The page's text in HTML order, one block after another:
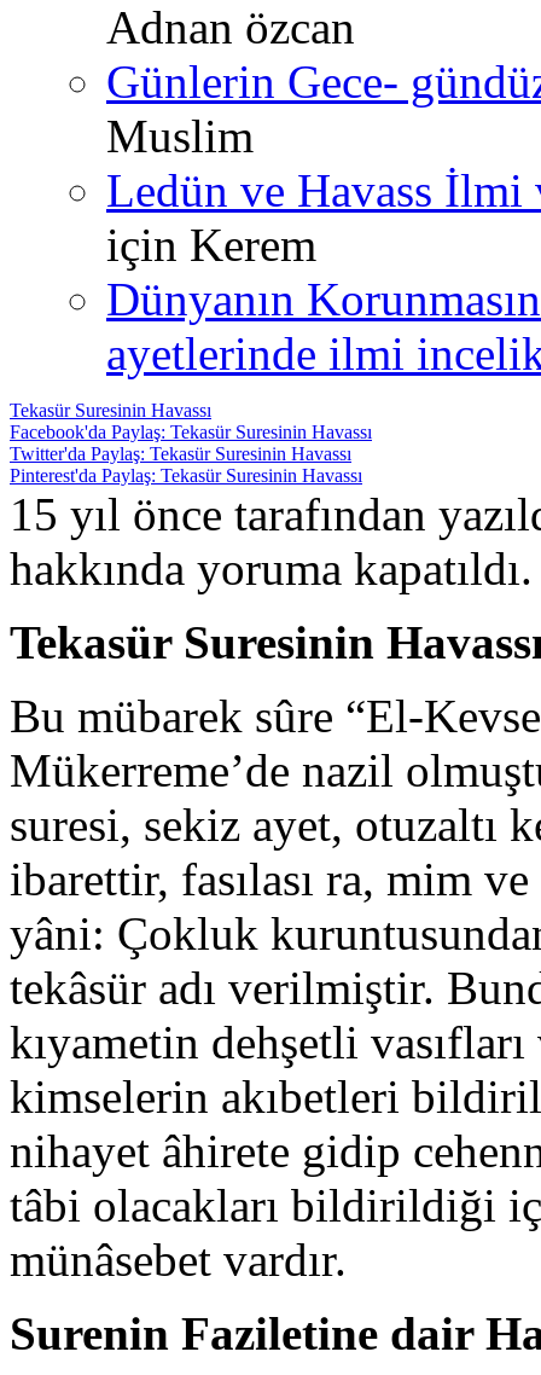
Adnan özcan
Günlerin Gece-
Muslim
Ledün ve Havass İlmi
için Kerem
Dünyanın
ayetlerinde ilmi
Tekasür Suresinin Havassı
Facebook'da Paylaş: Tekasür Suresinin Havassı
Twitter'da Paylaş: Tekasür Suresinin Havassı
Pinterest'da Paylaş: Tekasür Suresinin Havassı
15 yıl önce tarafından
hakkında yoruma kapatıldı.
Tekasür Suresinin
Bu mübarek sûre “El-
Mükerreme’de nazil
suresi, sekiz ayet, otuzaltı
ibarettir, fasılası ra, mim
yâni: Çokluk
tekâsür adı verilmiştir.
kıyametin dehşetli
kimselerin akıbetleri
nihayet âhirete gidip
tâbi olacakları bildirildiği
münâsebet vardır.
Surenin Faziletine dair